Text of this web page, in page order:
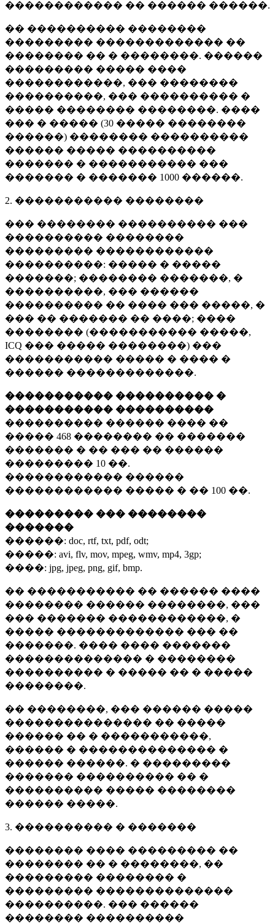
������������ �� ������ ������.
�� ���������� ��������
��������� ������������� ��
�������� �� � ��������. ������
��������� ����� ����
������������, ��� ��������
����������, ��� ���������� �
����� �������� ��������. ����
��� � ����� (30 ����� ��������
������) �������� ����������
������ ����� ����������
������� � ����������� ���
������� � ������� 1000 ������.
2. ����������� ��������
��� �������� ���������� ���
���������� ��������
��������� ������������
����������: ����� � �����
�������; �������� �������, �
����������, ��� ������
���������� �� ���� ��� �����, �
��� �� ������� �� ����; ����
�������� (����������� �����,
ICQ ��� ����� ��������) ���
����������� ����� � ���� �
������ �������������.
����������� ���������� �
����������� ����������
���������� ������ ���� ��
����� 468 �������� �� �������
������� � �� ��� �� ������
��������� 10 ��.
������������ ������
������������ ����� � �� 100 ��.
��������� ��� ��������
�������
������: doc, rtf, txt, pdf, odt;
�����: avi, flv, mov, mpeg, wmv, mp4, 3gp;
����: jpg, jpeg, png, gif, bmp.
�� ����������� �� ������ ����
�������� ������ ��������, ���
��� ������� ������������, �
����� ������������� ��� ��
�������. ���� ���� �������
�������������� � ��������
���������� � ����� �� � �����
��������.
�� ��������, ��� ������ �����
��������������� �� �����
������ �� � �����������,
������ � �������������� �
������ ������. � ���������
������� ���������� �� �
���������� ����� ��������
������ �����.
3. ���������� � �������
�������� ���� ��������� ��
�������� �� � ��������, ��
��������� �������� �
��������� ��������������
����������. ��� ������
�������� ����������